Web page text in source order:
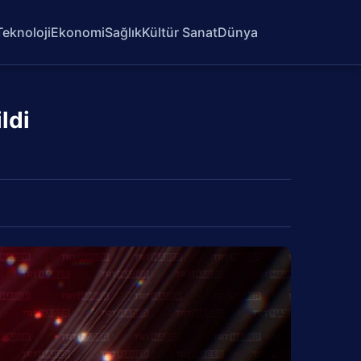
EkonomiSağlıkKültür SanatDünya